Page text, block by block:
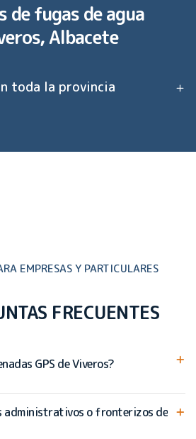
de fugas de agua
Albacete
toda la provincia
EMPRESAS Y PARTICULARES
FRECUENTES
GPS de Viveros?
administrativos o fronterizos de